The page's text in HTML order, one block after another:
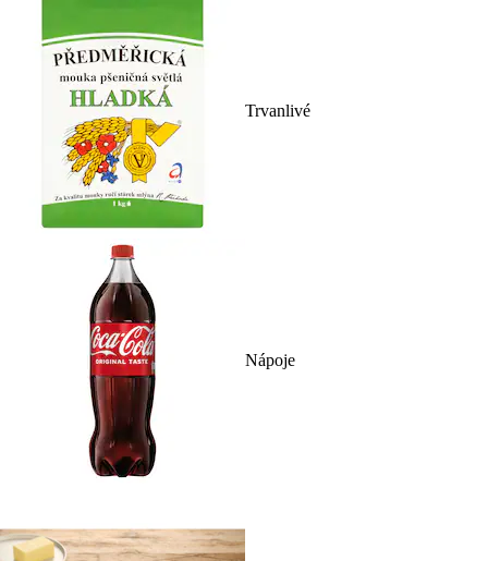
Trvanlivé
Nápoje